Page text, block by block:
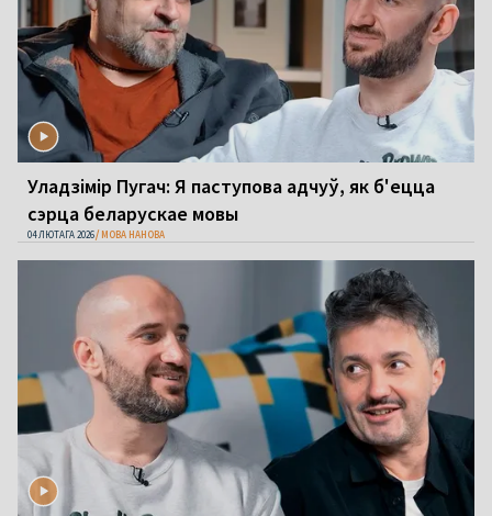
Уладзімір Пугач: Я паступова адчуў, як б'ецца
сэрца беларускае мовы
04 ЛЮТАГА 2026 МОВА НАНОВА